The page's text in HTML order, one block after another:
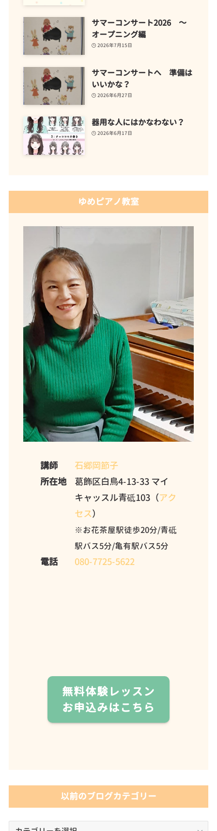
サマーコンサート2026 ～
オープニング編
2026年7月15日
サマーコンサートへ 準備は
いいかな？
2026年6月27日
器用な人にはかなわない？
2026年6月17日
ゆめピアノ教室
講師
石郷岡節子
所在地
葛飾区白鳥4-13-33 マイ
キャッスル青砥103（アク
セス）
※お花茶屋駅徒歩20分/青砥
駅バス5分/亀有駅バス5分
電話 080-7725-5622
無料体験レッスン
お申込みはこちら
以前のブログカテゴリー